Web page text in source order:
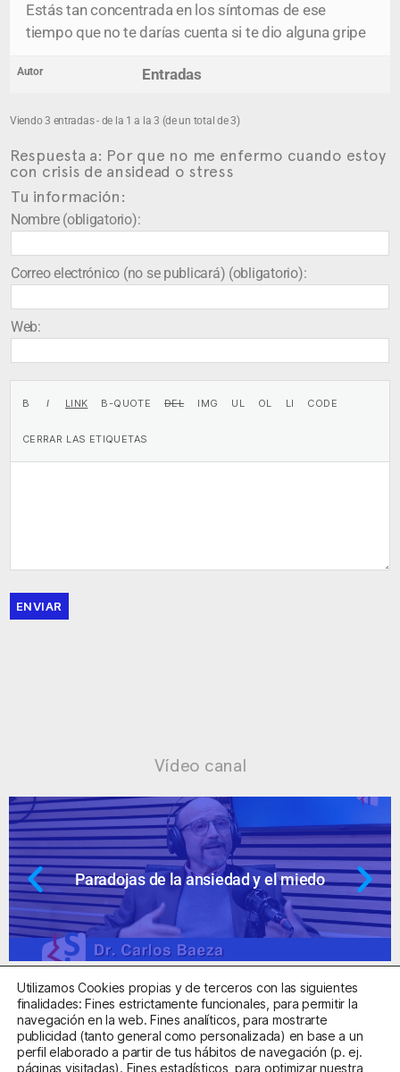
Estás tan concentrada en los síntomas de ese
tiempo que no te darías cuenta si te dio alguna gripe
Autor Entradas
Viendo 3 entradas - de la 1 a la 3 (de un total de 3)
Respuesta a: Por que no me enfermo cuando estoy
con crisis de ansidead o stress
Tu información:
Nombre (obligatorio):
Correo electrónico (no se publicará) (obligatorio):
Web:
ENVIAR
Vídeo canal
Paradojas de la ansiedad y el miedo
Centro Sanitario Autorizado con el código E08737002
Utilizamos Cookies propias y de terceros con las siguientes
finalidades: Fines estrictamente funcionales, para permitir la
navegación en la web. Fines analíticos, para mostrarte
publicidad (tanto general como personalizada) en base a un
perfil elaborado a partir de tus hábitos de navegación (p. ej.
páginas visitadas). Fines estadísticos, para optimizar nuestra